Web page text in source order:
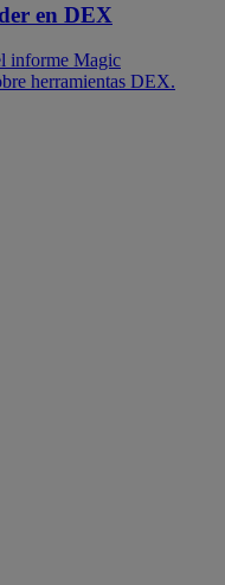
en DEX
informe Magic
herramientas DEX.